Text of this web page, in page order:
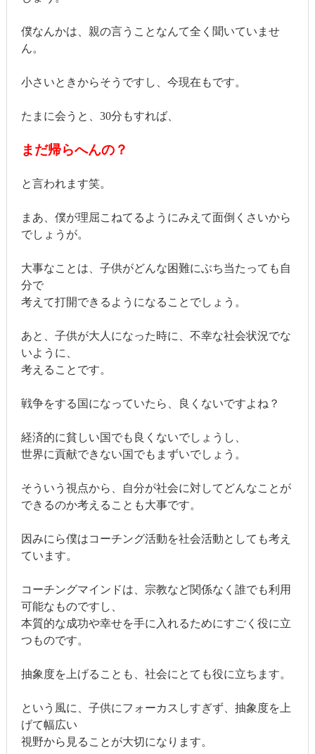
僕なんかは、親の言うことなんて全く聞いていませ
ん。
小さいときからそうですし、今現在もです。
たまに会うと、30分もすれば、
まだ帰らへんの？
と言われます笑。
まあ、僕が理屈こねてるようにみえて面倒くさいから
でしょうが。
大事なことは、子供がどんな困難にぶち当たっても自
分で
考えて打開できるようになることでしょう。
あと、子供が大人になった時に、不幸な社会状況でな
いように、
考えることです。
戦争をする国になっていたら、良くないですよね？
経済的に貧しい国でも良くないでしょうし、
世界に貢献できない国でもまずいでしょう。
そういう視点から、自分が社会に対してどんなことが
できるのか考えることも大事です。
因みにら僕はコーチング活動を社会活動としても考え
ています。
コーチングマインドは、宗教など関係なく誰でも利用
可能なものですし、
本質的な成功や幸せを手に入れるためにすごく役に立
つものです。
抽象度を上げることも、社会にとても役に立ちます。
という風に、子供にフォーカスしすぎず、抽象度を上
げて幅広い
視野から見ることが大切になります。